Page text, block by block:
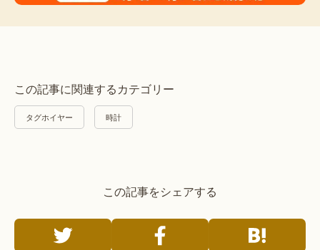
この記事に関連するカテゴリー
タグホイヤー 時計
この記事をシェアする